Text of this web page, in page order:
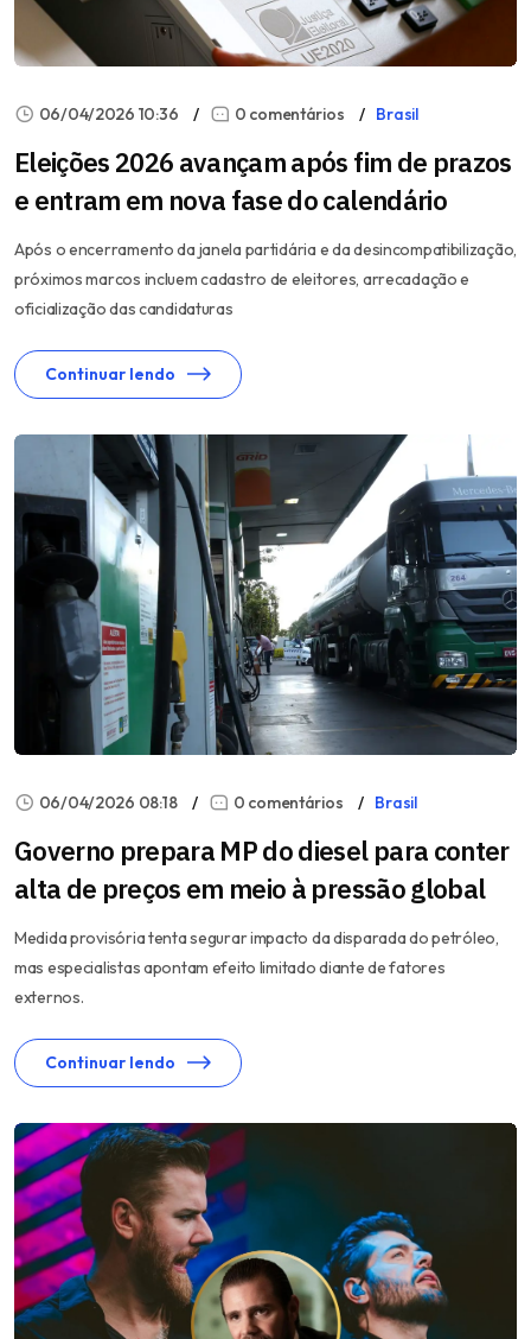
06/04/2026 10:36 0 comentários Brasil
Eleições 2026 avançam após fim de prazos
e entram em nova fase do calendário
Após o encerramento da janela partidária e da desincompatibilização,
próximos marcos incluem cadastro de eleitores, arrecadação e
oficialização das candidaturas
Continuar lendo
06/04/2026 08:18 0 comentários Brasil
Governo prepara MP do diesel para conter
alta de preços em meio à pressão global
Medida provisória tenta segurar impacto da disparada do petróleo,
mas especialistas apontam efeito limitado diante de fatores
externos.
Continuar lendo